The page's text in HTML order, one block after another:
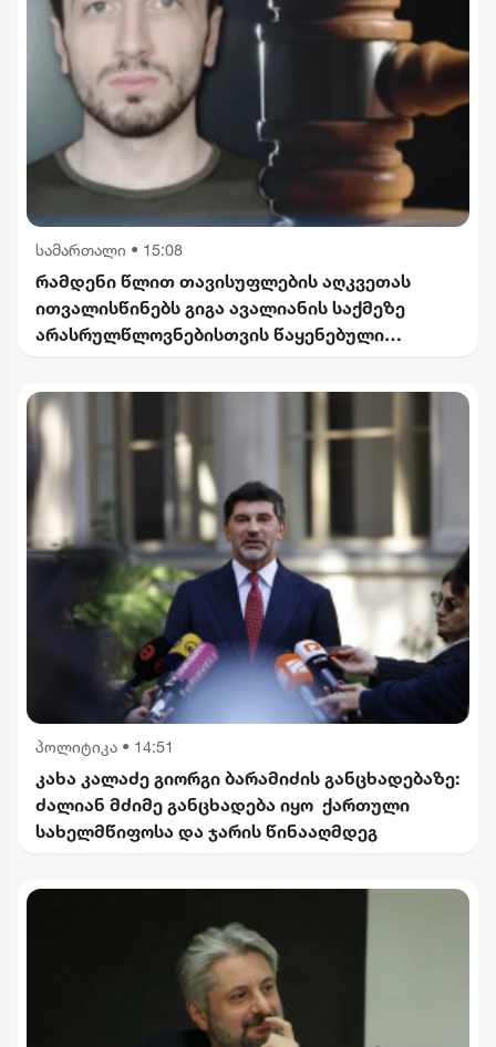
სამართალი • 15:08
რამდენი წლით თავისუფლების აღკვეთას
ითვალისწინებს გიგა ავალიანის საქმეზე
არასრულწლოვნებისთვის წაყენებული
პოლიტიკა • 14:51
კახა კალაძე გიორგი ბარამიძის განცხადებაზე:
ძალიან მძიმე განცხადება იყო ქართული
სახელმწიფოსა და ჯარის წინააღმდეგ